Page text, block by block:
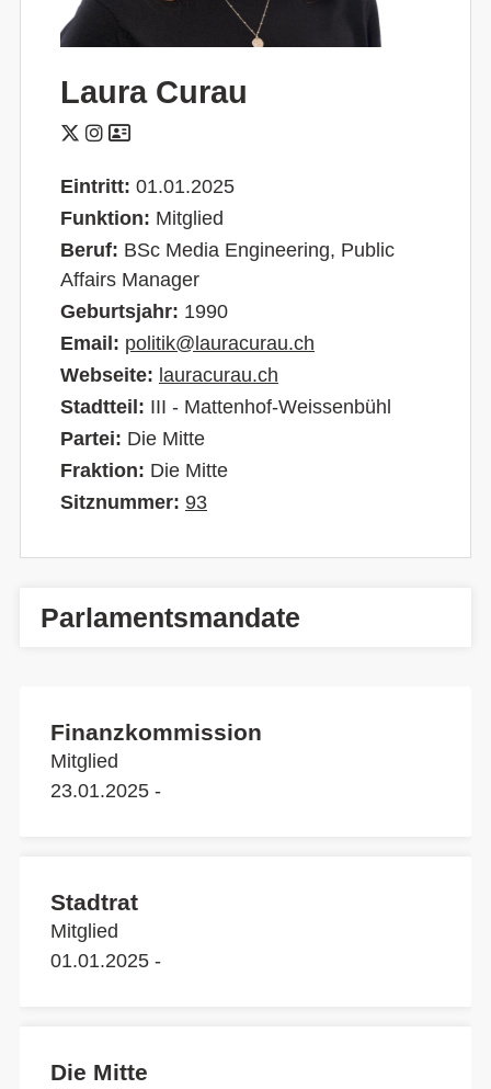
Laura Curau
Eintritt: 01.01.2025
Funktion: Mitglied
Beruf: BSc Media Engineering, Public
Affairs Manager
Geburtsjahr: 1990
Email: politik@lauracurau.ch
Webseite: lauracurau.ch
Stadtteil: III - Mattenhof-Weissenbühl
Partei: Die Mitte
Fraktion: Die Mitte
Sitznummer: 93
Parlamentsmandate
Finanzkommission
Mitglied
23.01.2025 -
Stadtrat
Mitglied
01.01.2025 -
Die Mitte